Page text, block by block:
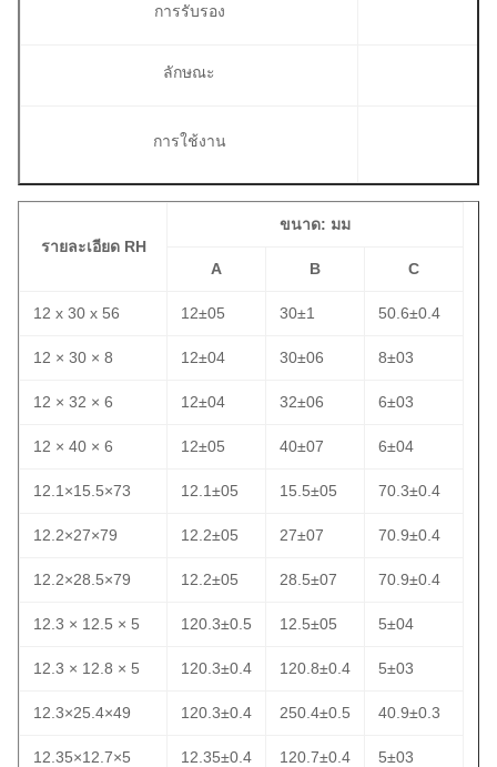
การรับรอง
ลักษณะ
การใช้งาน
รายละเอียด RH
ขนาด: มม
A B C
12 x 30 x 56 12±05 30±1 50.6±0.4
12 × 30 × 8 12±04 30±06 8±03
12 × 32 × 6 12±04 32±06 6±03
12 × 40 × 6 12±05 40±07 6±04
12.1×15.5×73 12.1±05 15.5±05 70.3±0.4
12.2×27×79 12.2±05 27±07 70.9±0.4
12.2×28.5×79 12.2±05 28.5±07 70.9±0.4
12.3 × 12.5 × 5 120.3±0.5 12.5±05 5±04
12.3 × 12.8 × 5 120.3±0.4 120.8±0.4 5±03
12.3×25.4×49 120.3±0.4 250.4±0.5 40.9±0.3
12.35×12.7×5 12.35±0.4 120.7±0.4 5±03